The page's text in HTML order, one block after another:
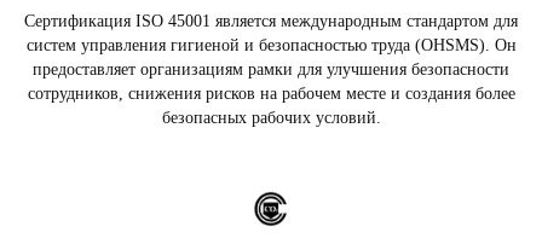
Сертификация ISO 45001 является международным стандартом для
систем управления гигиеной и безопасностью труда (OHSMS). Он
предоставляет организациям рамки для улучшения безопасности
сотрудников, снижения рисков на рабочем месте и создания более
безопасных рабочих условий.